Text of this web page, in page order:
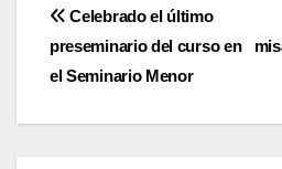
Navegación
de
entradas
Celebrado el último
preseminario del curso en
el Seminario Menor